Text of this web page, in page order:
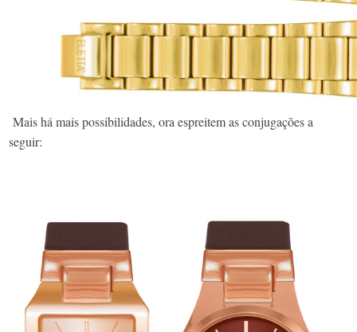
Mais há mais possibilidades, ora espreitem as conjugações a
seguir: